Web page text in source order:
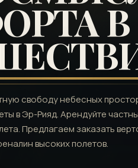
В
свободу небесных
в Эр-Рияд. Арендуйте
Предлагаем заказать
высоких полетов.